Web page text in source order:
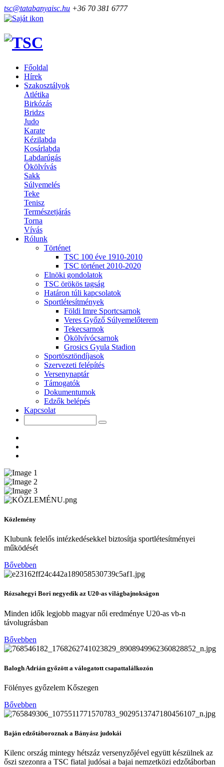
tsc@tatabanyaisc.hu +36 70 381 6777
Főoldal
Hírek
Szakosztályok
Atlétika
Birkózás
Bridzs
Judo
Karate
Kézilabda
Kosárlabda
Labdarúgás
Ökölvívás
Sakk
Súlyemelés
Teke
Tenisz
Természetjárás
Torna
Vívás
Rólunk
Történet
TSC 100 éve 1910-2010
TSC történet 2010-2020
Elnöki gondolatok
TSC örökös tagság
Határon túli kapcsolatok
Sportlétesítmények
Földi Imre Sportcsarnok
Veres Győző Súlyemelőterem
Tekecsarnok
Ökölvívócsarnok
Grosics Gyula Stadion
Sportösztöndíjasok
Szervezeti felépítés
Versenynaptár
Támogatók
Dokumentumok
Edzők belépés
Kapcsolat
Közlemény
Klubunk felelős intézkedésekkel biztosítja sportlétesítményei
működését
Bővebben
Rózsahegyi Bori negyedik az U20-as világbajnokságon
Minden idők legjobb magyar női eredménye U20-as vb-n
távolugrásban
Bővebben
Balogh Adrián győzött a válogatott csapattalálkozón
Fölényes győzelem Kőszegen
Bővebben
Baján edzőtáboroznak a Bányász judokái
Kilenc ország mintegy hétszáz versenyzőjével együtt készülnek az
őszi szezonra a TSC fiatal judósai a bajai nemzetközi edzőtáborban